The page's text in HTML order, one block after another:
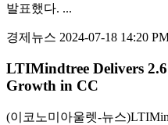
발표했다. ...
경제뉴스 2024-07-18 14:20
LTIMindtree Delivers
Growth in CC
(이코노미아울렛-뉴스